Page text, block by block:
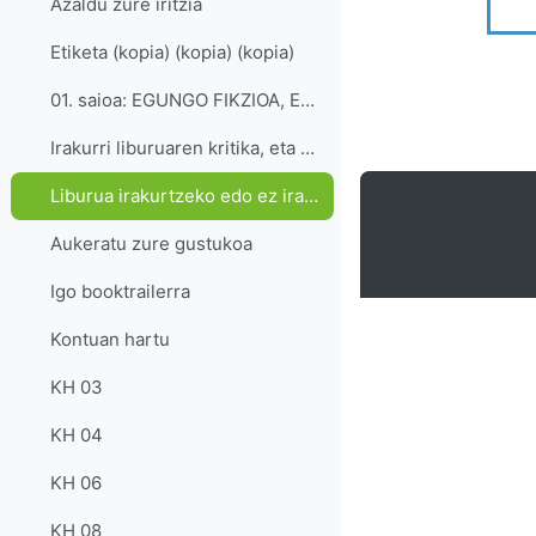
Azaldu zure iritzia
Etiketa (kopia) (kopia) (kopia)
01. saioa: EGUNGO FIKZIOA, ETORKIZUNAREN IPARRORRA...
Irakurri liburuaren kritika, eta zerre...
Liburua irakurtzeko edo ez irakurtzeko arrazoiak
Aukeratu zure gustukoa
Igo booktrailerra
Kontuan hartu
KH 03
KH 04
KH 06
KH 08